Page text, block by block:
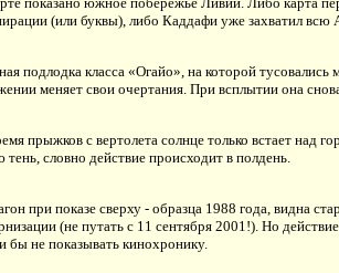
(или буквы), либо Каддафи уже захватил всю
подлодка класса «Огайо», на которой
меняет свои очертания. При всплытии она
прыжков с вертолета солнце только встает над
тень, словно действие происходит в полдень.
при показе сверху - образца 1988 года, видна
(не путать с 11 сентября 2001!). Но
бы не показывать кинохронику.